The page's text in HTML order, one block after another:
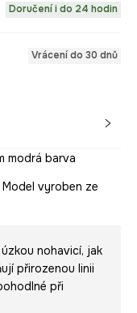
Doručení i do 24 hodin
Vrácení do 30 dnů
modrá barva
vyroben ze
nohavicí, jak
přirozenou linii
při